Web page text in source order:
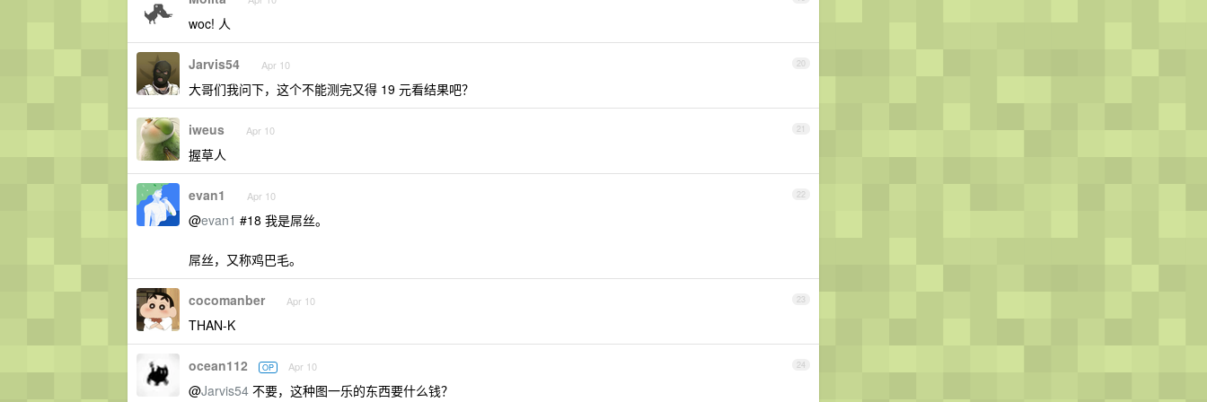
woc! 人
20
Jarvis54 Apr 10
大哥们我问下，这个不能测完又得 19 元看结果吧？
21
iweus Apr 10
握草人
22
evan1 Apr 10
@evan1 #18 我是屌丝。
屌丝，又称鸡巴毛。
23
cocomanber Apr 10
THAN-K
24
ocean112 OP Apr 10
@Jarvis54 不要，这种图一乐的东西要什么钱？